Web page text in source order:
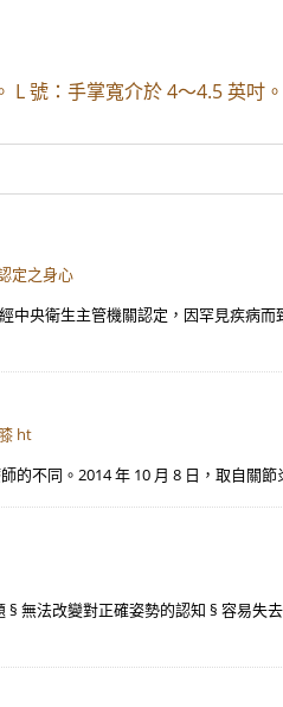
L 號：手掌寬介於 4～4.5 英吋。
定之身心
經中央衛生主管機關認定，因罕見疾
ht
的不同。2014 年 10 月 8 日，取
無法改變對正確姿勢的認知 § 容易